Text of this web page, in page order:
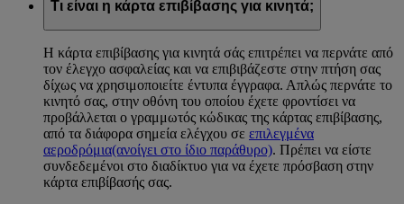
Τι είναι η κάρτα επιβίβασης για κινητά;
Η κάρτα επιβίβασης για κινητά σάς επιτρέπει να περνάτε από
τον έλεγχο ασφαλείας και να επιβιβάζεστε στην πτήση σας
δίχως να χρησιμοποιείτε έντυπα έγγραφα. Απλώς περνάτε το
κινητό σας, στην οθόνη του οποίου έχετε φροντίσει να
προβάλλεται ο γραμμωτός κώδικας της κάρτας επιβίβασης,
από τα διάφορα σημεία ελέγχου σε επιλεγμένα
αεροδρόμια(ανοίγει στο ίδιο παράθυρο). Πρέπει να είστε
συνδεδεμένοι στο διαδίκτυο για να έχετε πρόσβαση στην
κάρτα επιβίβασής σας.